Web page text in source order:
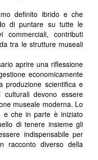
definito ibrido e che
di puntare su tutte le
contributi
tra le strutture museali
aprire una riflessione
economicamente
produzione scientifica e
devono essere
museale moderna. Lo
e che in parte è iniziato
di tenere insieme gli
indispensabile per
racconto diverso della